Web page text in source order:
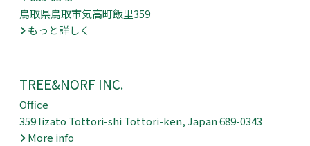
鳥取県鳥取市気高町飯里359
もっと詳しく
TREE&NORF INC.
Office
359 Iizato Tottori-shi Tottori-ken, Japan 689-0343
More info